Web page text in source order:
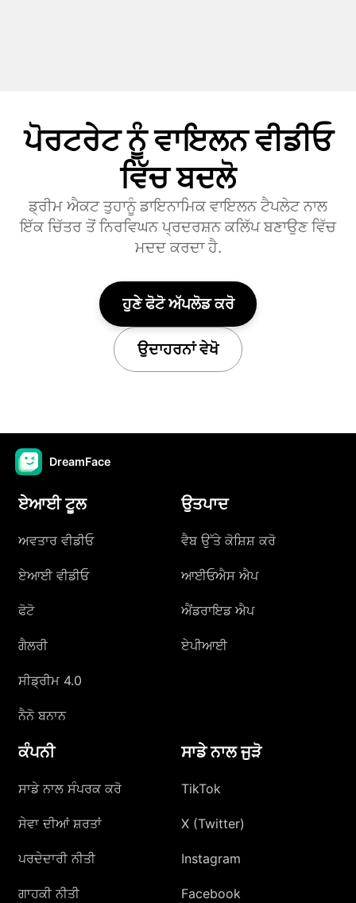
ਪੋਰਟਰੇਟ ਨੂੰ ਵਾਇਲਨ ਵੀਡੀਓ
ਵਿੱਚ ਬਦਲੋ
ਡ੍ਰੀਮ ਐਕਟ ਤੁਹਾਨੂੰ ਡਾਇਨਾਮਿਕ ਵਾਇਲਨ ਟੈਪਲੇਟ ਨਾਲ
ਇੱਕ ਚਿੱਤਰ ਤੋਂ ਨਿਰਵਿਘਨ ਪ੍ਰਦਰਸ਼ਨ ਕਲਿੱਪ ਬਣਾਉਣ ਵਿੱਚ
ਮਦਦ ਕਰਦਾ ਹੈ.
ਹੁਣੇ ਫੋਟੋ ਅੱਪਲੋਡ ਕਰੋ
ਉਦਾਹਰਨਾਂ ਵੇਖੋ
DreamFace
ਏਆਈ ਟੂਲ
ਅਵਤਾਰ ਵੀਡੀਓ
ਏਆਈ ਵੀਡੀਓ
ਫੋਟੋ
ਗੈਲਰੀ
ਸੀਡ੍ਰੀਮ 4.0
ਨੈਨੋ ਬਨਾਨ
ਉਤਪਾਦ
ਵੈਬ ਉੱਤੇ ਕੋਸ਼ਿਸ਼ ਕਰੋ
ਆਈਓਐਸ ਐਪ
ਐਂਡਰਾਇਡ ਐਪ
ਏਪੀਆਈ
ਕੰਪਨੀ
ਸਾਡੇ ਨਾਲ ਸੰਪਰਕ ਕਰੋ
ਸੇਵਾ ਦੀਆਂ ਸ਼ਰਤਾਂ
ਪਰਦੇਦਾਰੀ ਨੀਤੀ
ਗਾਹਕੀ ਨੀਤੀ
ਸਾਡੇ ਨਾਲ ਜੁੜੋ
TikTok
X (Twitter)
Instagram
Facebook